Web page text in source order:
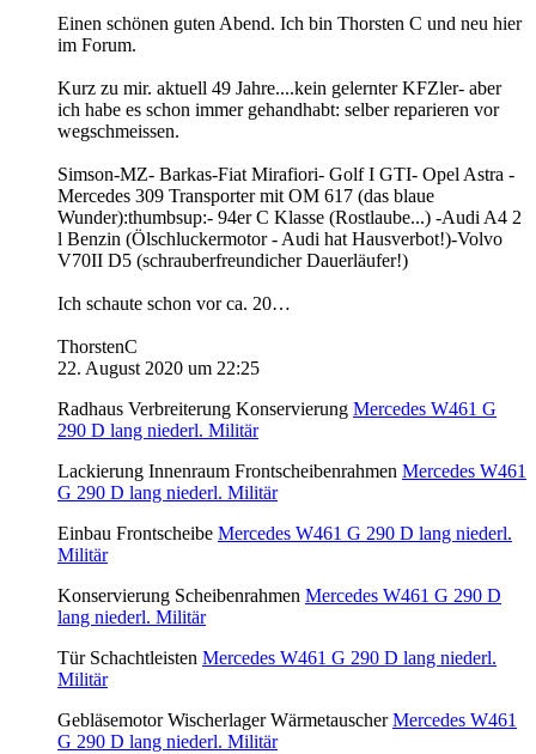
Einen schönen guten Abend. Ich bin Thorsten C und neu hier
im Forum.
Kurz zu mir. aktuell 49 Jahre....kein gelernter KFZler- aber
ich habe es schon immer gehandhabt: selber reparieren vor
wegschmeissen.
Simson-MZ- Barkas-Fiat Mirafiori- Golf I GTI- Opel Astra -
Mercedes 309 Transporter mit OM 617 (das blaue
Wunder):thumbsup:- 94er C Klasse (Rostlaube...) -Audi A4 2
l Benzin (Ölschluckermotor - Audi hat Hausverbot!)-Volvo
V70II D5 (schrauberfreundicher Dauerläufer!)
Ich schaute schon vor ca. 20…
ThorstenC
22. August 2020 um 22:25
Radhaus Verbreiterung Konservierung Mercedes W461 G
290 D lang niederl. Militär
Lackierung Innenraum Frontscheibenrahmen Mercedes W461
G 290 D lang niederl. Militär
Einbau Frontscheibe Mercedes W461 G 290 D lang niederl.
Militär
Konservierung Scheibenrahmen Mercedes W461 G 290 D
lang niederl. Militär
Tür Schachtleisten Mercedes W461 G 290 D lang niederl.
Militär
Gebläsemotor Wischerlager WärmetauscherMercedes W461
G 290 D lang niederl. Militär